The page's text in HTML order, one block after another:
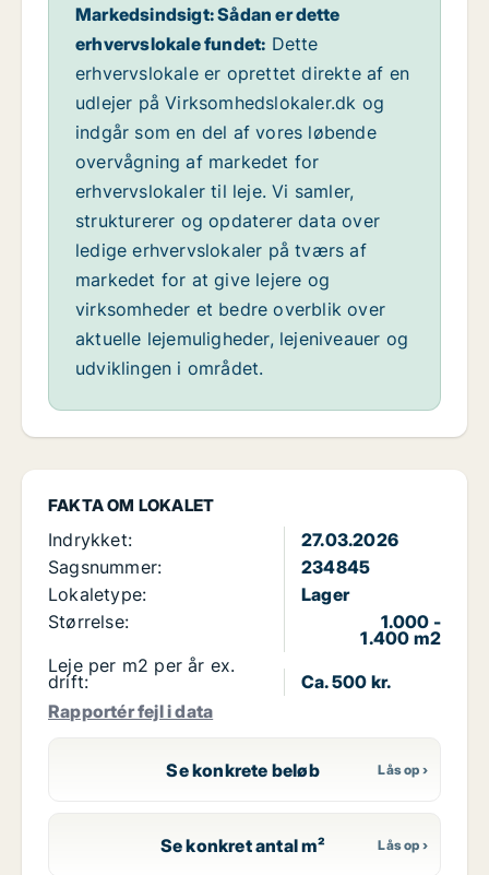
FAKTA OM LOKALET
Indrykket:
27.03.2026
Sagsnummer:
234845
Lokaletype:
Lager
Størrelse:
1.000 -
1.400 m2
Leje per m2 per år ex.
drift:
Ca. 500 kr.
Rapportér fejl i data
Se konkrete beløb
Se konkret antal m²
Markedsindsigt: Sådan er dette
erhvervslokale fundet: Dette
erhvervslokale er oprettet direkte af en
udlejer på Virksomhedslokaler.dk og
indgår som en del af vores løbende
overvågning af markedet for
erhvervslokaler til leje. Vi samler,
strukturerer og opdaterer data over
ledige erhvervslokaler på tværs af
markedet for at give lejere og
virksomheder et bedre overblik over
aktuelle lejemuligheder, lejeniveauer og
udviklingen i området.